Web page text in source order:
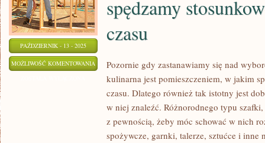
PAŹDZIERNIK - 13 - 2025
MOŻLIWOŚĆ KOMENTOWANIA SZTUKA
KULINARNA
JEST
POMIESZCZENIEM,
KTÓRYM
spędzamy
czasu
Pozornie gdy zastanawiamy się nad
kulinarna jest pomieszczeniem, w jakim
czasu. Dlatego również tak istotny jest
w niej znaleźć. Różnorodnego typu
z pewnością, żeby móc schować w nich
spożywcze, garnki, talerze, sztućce i